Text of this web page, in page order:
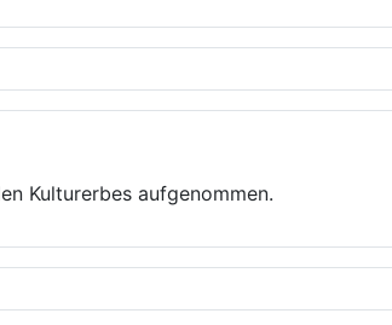
Kulturerbes aufgenommen.